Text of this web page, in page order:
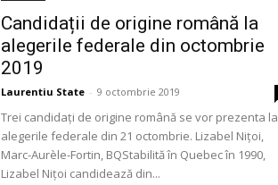
Candidații de origine română la
alegerile federale din octombrie
2019
Laurentiu State - 9 octombrie 2019
Trei candidați de origine română se vor prezenta la
alegerile federale din 21 octombrie. Lizabel Nițoi,
Marc-Aurèle-Fortin, BQStabilită în Quebec în 1990,
Lizabel Nițoi candidează din...